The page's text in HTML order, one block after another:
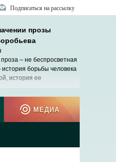
Подписаться на рассылку
прозы
проза – не беспросветная
история борьбы человека
история ее
МЕДИА